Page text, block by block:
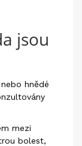
jsou
hnědé
mezi
bolest,